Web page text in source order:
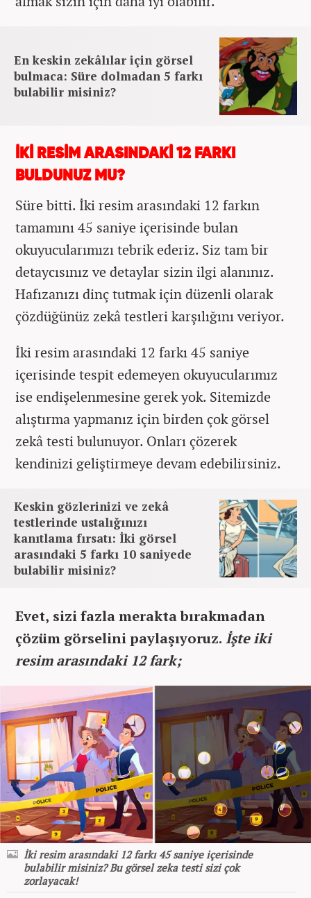
En keskin zekâlılar için görsel
bulmaca: Süre dolmadan 5 farkı
bulabilir misiniz?
İKİ RESİM ARASINDAKİ 12 FARKI
BULDUNUZ MU?
Süre bitti. İki resim arasındaki 12 farkın
tamamını 45 saniye içerisinde bulan
okuyucularımızı tebrik ederiz. Siz tam bir
detaycısınız ve detaylar sizin ilgi alanınız.
Hafızanızı dinç tutmak için düzenli olarak
çözdüğünüz zekâ testleri karşılığını veriyor.
İki resim arasındaki 12 farkı 45 saniye
içerisinde tespit edemeyen okuyucularımız
ise endişelenmesine gerek yok. Sitemizde
alıştırma yapmanız için birden çok görsel
zekâ testi bulunuyor. Onları çözerek
kendinizi geliştirmeye devam edebilirsiniz.
Keskin gözlerinizi ve zekâ
testlerinde ustalığınızı
kanıtlama fırsatı: İki görsel
arasındaki 5 farkı 10 saniyede
bulabilir misiniz?
Evet, sizi fazla merakta bırakmadan
çözüm görselini paylaşıyoruz. İşte iki
resim arasındaki 12 fark;
İki resim arasındaki 12 farkı 45 saniye içerisinde
bulabilir misiniz? Bu görsel zeka testi sizi çok
zorlayacak!